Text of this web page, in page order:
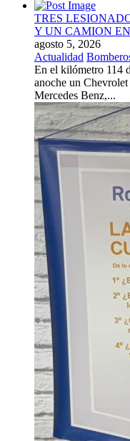
TRES
Y UN CAMION
agosto 5, 2026
Actualidad
En el kilómetro 114
anoche un
Mercedes Benz,...